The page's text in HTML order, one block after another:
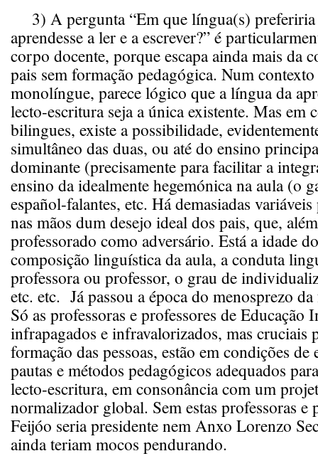
3) A pergunta “Em que língua(s) preferiria
aprendesse a ler e a escrever?” é
corpo docente, porque escapa ainda mais da
pais sem formação pedagógica. Num
monolíngue, parece lógico que a língua da
lecto-escritura seja a única existente. Mas em
bilingues, existe a possibilidade,
simultâneo das duas, ou até do ensino
dominante (precisamente para facilitar a
ensino da idealmente hegemónica na aula (o
español-falantes, etc. Há demasiadas
nas mãos dum desejo ideal dos pais, que,
professorado como adversário. Está a idade
composição linguística da aula, a conduta
professora ou professor, o grau de
etc. etc. Já passou a época do menosprezo
Só as professoras e professores de Educação
infrapagados e infravalorizados, mas cruciais
formação das pessoas, estão em condições de
pautas e métodos pedagógicos adequados
lecto-escritura, em consonância com um
normalizador global. Sem estas professoras e
Feijóo seria presidente nem Anxo Lorenzo
ainda teriam mocos pendurando.